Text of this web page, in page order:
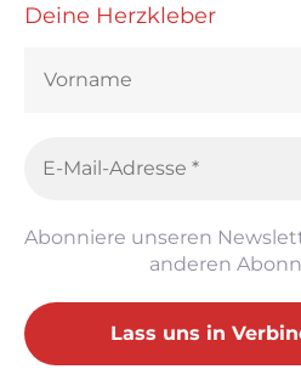
Deine Herzkleber
Abonniere unseren
anderen